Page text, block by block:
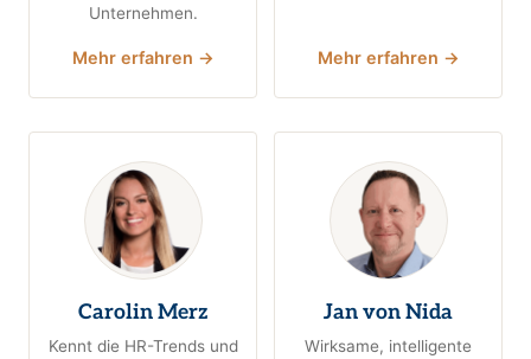
Unternehmen.
Mehr erfahren → Mehr erfahren →
Carolin Merz
Kennt die HR-Trends und
Jan von Nida
Wirksame, intelligente